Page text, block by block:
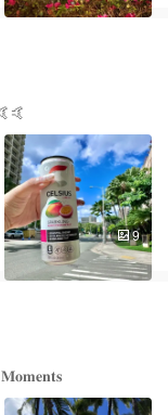
9
𝐒𝐞𝐚 𝐌𝐨𝐦𝐞𝐧𝐭𝐬